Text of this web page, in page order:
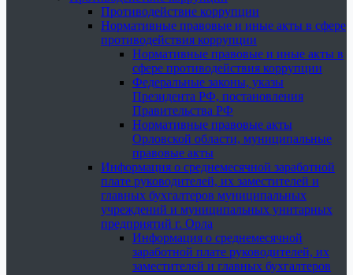
Противодействие коррупции
Нормативные правовые и иные акты в сфере
противодействия коррупции
Нормативные правовые и иные акты в
сфере противодействия коррупции
Федеральные законы, указы
Президента РФ, постановления
Правительства РФ
Нормативные правовые акты
Орловской области, муниципальные
правовые акты
Информация о среднемесячной заработной
плате руководителей, их заместителей и
главных бухгалтеров муниципальных
учреждений и муниципальных унитарных
предприятий г. Орла
Информация о среднемесячной
заработной плате руководителей, их
заместителей и главных бухгалтеров